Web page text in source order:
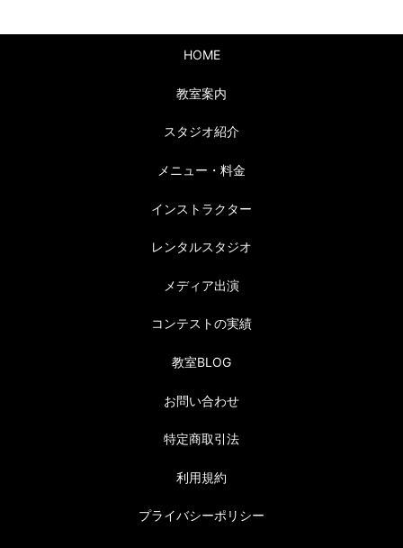
HOME
教室案内
スタジオ紹介
メニュー・料金
インストラクター
レンタルスタジオ
メディア出演
コンテストの実績
教室BLOG
お問い合わせ
特定商取引法
利用規約
プライバシーポリシー